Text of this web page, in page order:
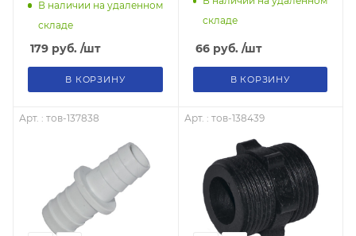
В наличии на удаленном
складе
179 руб. /шт
В КОРЗИНУ
складе
66руб. /шт
В КОРЗИНУ
Арт. : тов-137838 Арт. : тов-138439